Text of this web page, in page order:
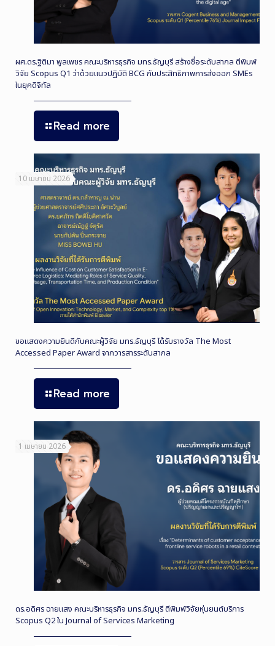
ผศ.ดร.ฐิติมา พูลเพชร คณะบริหารธุรกิจ มทร.ธัญบุรี สร้างชื่อระดับสากล ตีพิมพ์
วิจัย Scopus Q1 ว่าด้วยแนวปฏิบัติ BCG กับประสิทธิภาพการส่งออก SMEs
ในยุคดิจิทัล
Read more
10 เมษายน 2026
ขอแสดงความยินดีกับคณะผู้วิจัย มทร.ธัญบุรี ได้รับรางวัล The Most
Accessed Paper Award จากวารสารระดับสากล
Read more
1 เมษายน 2026
ดร.อดิศร ฉายแสง คณะบริหารธุรกิจ มทร.ธัญบุรี ตีพิมพ์วิจัยหุ่นยนต์บริการ
Scopus Q2 ใน Journal of Services Marketing